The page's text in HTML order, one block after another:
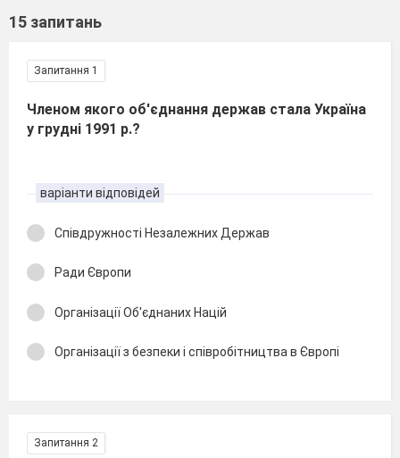
15 запитань
Запитання 1
Членом якого об'єднання держав стала Україна
у грудні 1991 p.?
варіанти відповідей
Співдружності Незалежних Держав
Ради Європи
Організації Об'єднаних Націй
Організації з безпеки і співробітництва в Європі
Запитання 2